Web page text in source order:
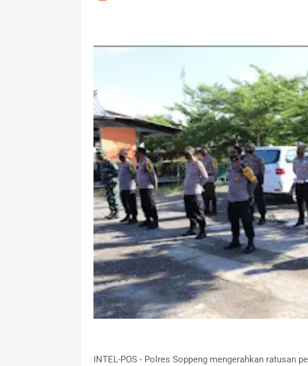
INTEL-POS - Polres Soppeng mengerahkan ratusan